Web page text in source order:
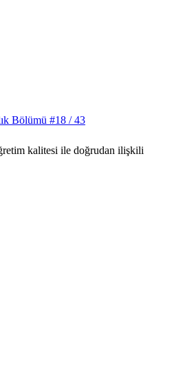
Bölümü #18 / 43
kalitesi ile doğrudan ilişkili